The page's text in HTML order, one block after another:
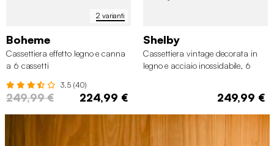
2 varianti
Boheme
Cassettiera effetto legno e canna
a 6 cassetti
3.5 (40)
249,99 € 224,99 €
Shelby
Cassettiera vintage decorata in
legno e acciaio inossidabile, 6
249,99 €